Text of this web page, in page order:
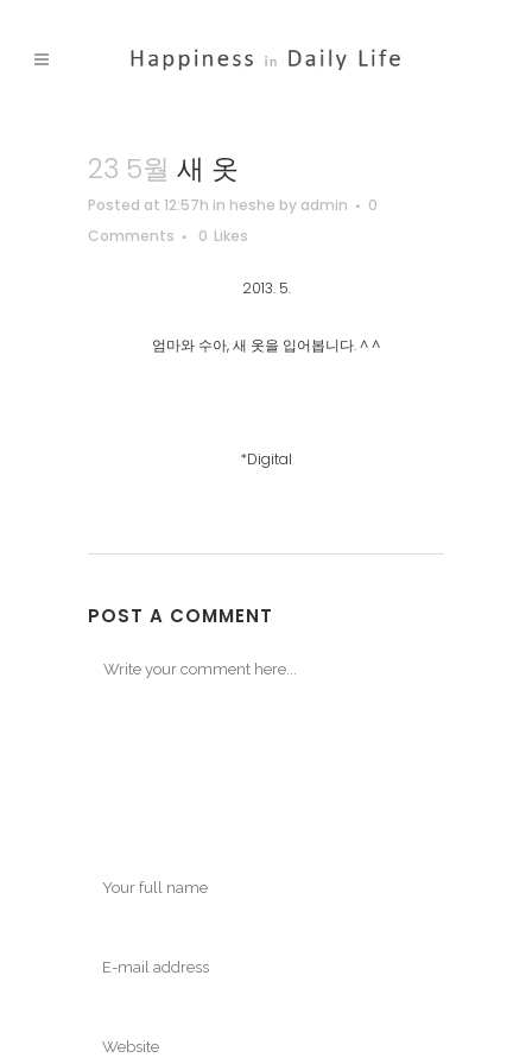
23 5월 새 옷
Posted at 12:57h in heshe by admin
0
Comments
0 Likes
2013. 5.
엄마와 수아, 새 옷을 입어봅니다. ^ ^
*Digital
POST A COMMENT